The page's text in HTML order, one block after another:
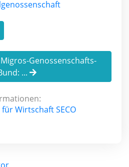
Genossenschafts-
...
Wirtschaft SECO